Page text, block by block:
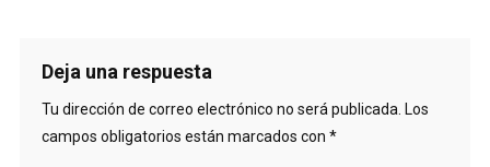
Deja una respuesta
Tu dirección de correo electrónico no será publicada. Los
campos obligatorios están marcados con *